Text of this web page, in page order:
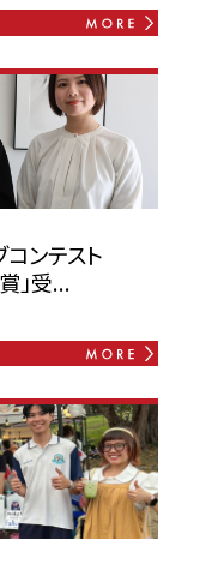
コンテスト
」受...